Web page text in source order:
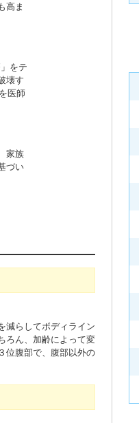
高ま
をテ
壊す
医師
家族
づい
減らしてボディライン
ろん、加齢によって変
位腹部で、腹部以外の